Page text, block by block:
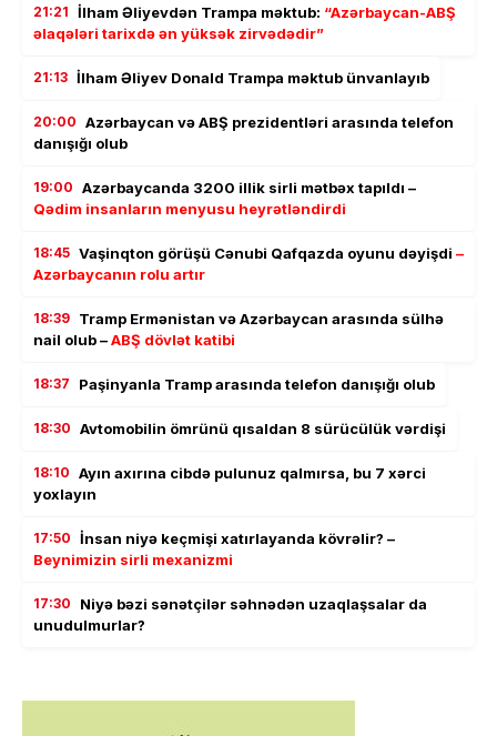
21:21 İlham Əliyevdən Trampa məktub: “Azərbaycan-ABŞ
əlaqələri tarixdə ən yüksək zirvədədir”
21:13 İlham Əliyev Donald Trampa məktub ünvanlayıb
20:00 Azərbaycan və ABŞ prezidentləri arasında telefon
danışığı olub
19:00 Azərbaycanda 3200 illik sirli mətbəx tapıldı –
Qədim insanların menyusu heyrətləndirdi
18:45 Vaşinqton görüşü Cənubi Qafqazda oyunu dəyişdi –
Azərbaycanın rolu artır
18:39 Tramp Ermənistan və Azərbaycan arasında sülhə
nail olub –ABŞ dövlət katibi
18:37 Paşinyanla Tramp arasında telefon danışığı olub
18:30 Avtomobilin ömrünü qısaldan 8 sürücülük vərdişi
18:10 Ayın axırına cibdə pulunuz qalmırsa, bu 7 xərci
yoxlayın
17:50 İnsan niyə keçmişi xatırlayanda kövrəlir? –
Beynimizin sirli mexanizmi
17:30
Niyə bəzi sənətçilər səhnədən uzaqlaşsalar da
unudulmurlar?